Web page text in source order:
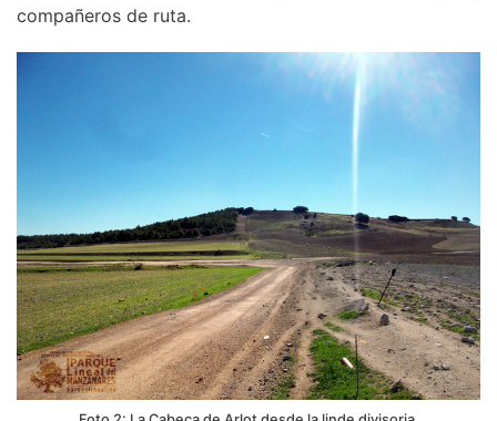
compañeros de ruta.